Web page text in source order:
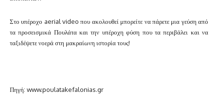
Στο υπέροχο aerial video που ακολουθεί μπορείτε να πάρετε μια γεύση από
τα προσεισμικά Πουλάτα και την υπέροχη φύση που τα περιβάλει και να
ταξιδέψετε νοερά στη μακραίωνη ιστορία τους!
Πηγή: www.poulatakefalonias.gr